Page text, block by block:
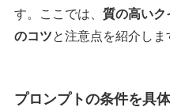
す。ここでは、 質の高いク
のコツと注意点を紹介しま
プロンプトの条件を具